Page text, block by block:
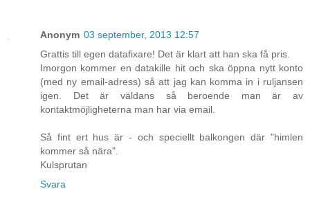
Anonym 03 september, 2013 12:57
Grattis till egen datafixare! Det är klart att han ska få pris.
Imorgon kommer en datakille hit och ska öppna nytt konto
(med ny email-adress) så att jag kan komma in i ruljansen
igen. Det är väldans så beroende man är av
kontaktmöjligheterna man har via email.
Så fint ert hus är - och speciellt balkongen där "himlen
kommer så nära".
Kulsprutan
Svara